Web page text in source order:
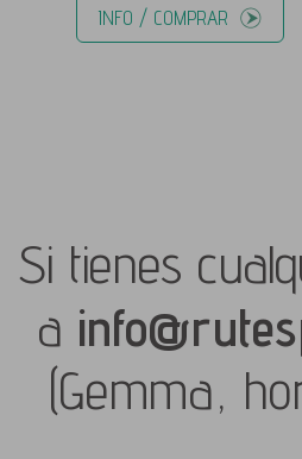
INFO / COMPRAR
Si tienes
a
(Gemma,